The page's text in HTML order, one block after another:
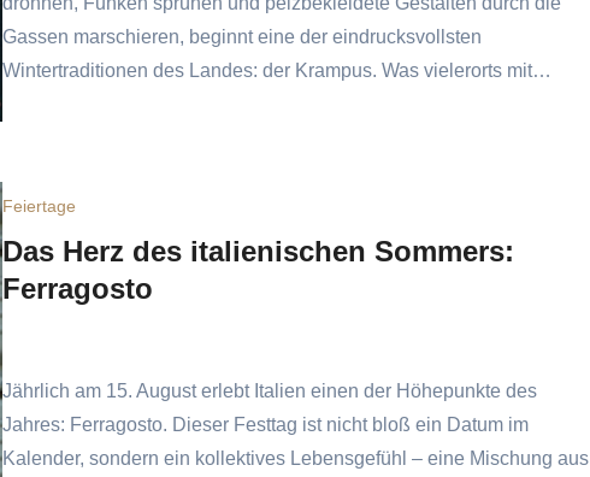
Gassen marschieren, beginnt eine der eindrucksvollsten
Wintertraditionen des Landes: der Krampus. Was vielerorts mit…
Feiertage
Das Herz des italienischen Sommers:
Ferragosto
Jährlich am 15. August erlebt Italien einen der Höhepunkte des
Jahres: Ferragosto. Dieser Festtag ist nicht bloß ein Datum im
Kalender, sondern ein kollektives Lebensgefühl – eine Mischung aus